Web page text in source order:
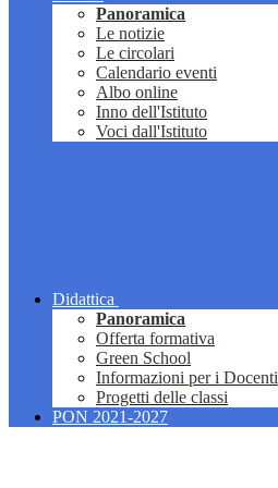
Panoramica
Le notizie
Le circolari
Calendario eventi
Albo online
Inno dell'Istituto
Voci dall'Istituto
Didattica
Panoramica
Offerta formativa
Green School
Informazioni per i Docenti
Progetti delle classi
PON 2021-2027